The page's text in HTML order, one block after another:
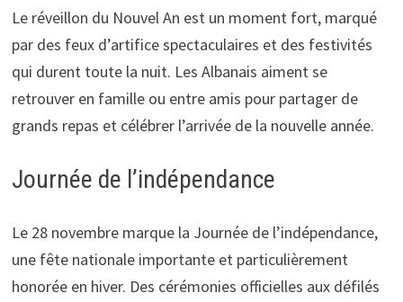
Le réveillon du Nouvel An est un moment fort, marqué
par des feux d’artifice spectaculaires et des festivités
qui durent toute la nuit. Les Albanais aiment se
retrouver en famille ou entre amis pour partager de
grands repas et célébrer l’arrivée de la nouvelle année.
Journée de l’indépendance
Le 28 novembre marque la Journée de l’indépendance,
une fête nationale importante et particulièrement
honorée en hiver. Des cérémonies officielles aux défilés